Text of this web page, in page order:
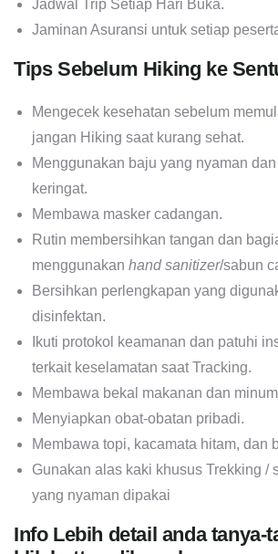
Jadwal Trip Setiap Hari Buka.
Jaminan Asuransi untuk setiap
Tips Sebelum Hiking ke
Mengecek kesehatan sebelum
jangan Hiking saat kurang sehat.
Menggunakan baju yang nyaman
keringat.
Membawa masker cadangan.
Rutin membersihkan tangan dan
menggunakan hand sanitizer/sabun
Bersihkan perlengkapan yang
disinfektan.
Ikuti protokol keamanan dan patuhi
terkait keselamatan saat Tracking.
Membawa bekal makanan dan
Menyiapkan obat-obatan pribadi.
Membawa topi, kacamata hitam, dan
Gunakan alas kaki khusus Trekking /
yang nyaman dipakai
Info Lebih detail anda tanya-